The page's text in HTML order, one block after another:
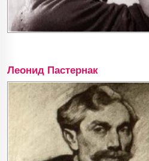
Леонид Пастернак